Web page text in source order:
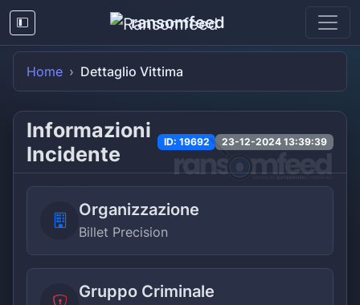
ransomfeed
Home Dettaglio Vittima
Informazioni
Incidente
ID: 19692 23-12-2024 13:39:39
Organizzazione
Billet Precision
Gruppo Criminale